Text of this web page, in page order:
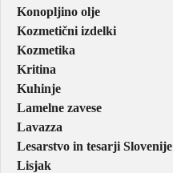
Konopljino olje
Kozmetični izdelki
Kozmetika
Kritina
Kuhinje
Lamelne zavese
Lavazza
Lesarstvo in tesarji Slovenije
Lisjak